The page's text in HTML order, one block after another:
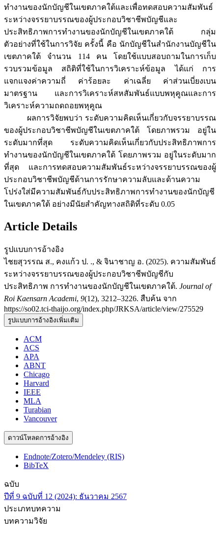
ทำงานของนักบัญชีในเขตภาคใต้และเพื่อทดสอบความสัมพันธ์
ระหว่างจรรยาบรรณของผู้ประกอบวิชาชีพบัญชีและ
ประสิทธิภาพการทำงานของนักบัญชีในเขตภาคใต้ กลุ่ม
ตัวอย่างที่ใช้ในการวิจัย ครั้งนี้ คือ นักบัญชีในสำนักงานบัญชีใน
เขตภาคใต้ จำนวน 114 คน โดยใช้แบบสอบถามในการเก็บ
รวบรวมข้อมูล สถิติที่ใช้ในการวิเคราะห์ข้อมูล ได้แก่ การ
แจกแจงค่าความถี่ ค่าร้อยละ ค่าเฉลี่ย ค่าส่วนเบี่ยงเบน
มาตรฐาน และการวิเคราะห์สหสัมพันธ์แบบพหุคูณและการ
วิเคราะห์ความถดถอยพหุคูณ
ผลการวิจัยพบว่า ระดับความคิดเห็นเกี่ยวกับจรรยาบรรณ
ของผู้ประกอบวิชาชีพบัญชีในเขตภาคใต้ โดยภาพรวม อยู่ใน
ระดับมากที่สุด ระดับความคิดเห็นเกี่ยวกับประสิทธิภาพการ
ทำงานของนักบัญชีในเขตภาคใต้ โดยภาพรวม อยู่ในระดับมาก
ที่สุด และการทดสอบความสัมพันธ์ระหว่างจรรยาบรรณของผู้
ประกอบวิชาชีพบัญชีด้านการรักษาความลับและด้านความ
โปร่งใส่มีความสัมพันธ์กับประสิทธิภาพการทำงานของนักบัญชี
ในเขตภาคใต้ อย่างมีนัยสำคัญทางสถิติที่ระดับ 0.05
Article Details
รูปแบบการอ้างอิง
ไชยสุวรรณ ส., คงแก้ว ป. ., & จินาชาญ อ. (2025). ความสัมพันธ์
ระหว่างจรรยาบรรณของผู้ประกอบวิชาชีพบัญชีกับ
ประสิทธิภาพ การทำงานของนักบัญชีในเขตภาคใต้. Journal of
Roi Kaensarn Academi, 9(12), 3212–3226. สืบค้น จาก
https://so02.tci-thaijo.org/index.php/JRKSA/article/view/275529
รูปแบบการอ้างอิงเพิ่มเติม
ACM
ACS
APA
ABNT
Chicago
Harvard
IEEE
MLA
Turabian
Vancouver
ดาวน์โหลดการอ้างอิง
Endnote/Zotero/Mendeley (RIS)
BibTeX
ฉบับ
ปีที่ 9 ฉบับที่ 12 (2024): ธันวาคม 2567
ประเภทบทความ
บทความวิจัย